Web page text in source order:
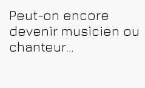
Peut-on encore
devenir musicien ou
chanteur